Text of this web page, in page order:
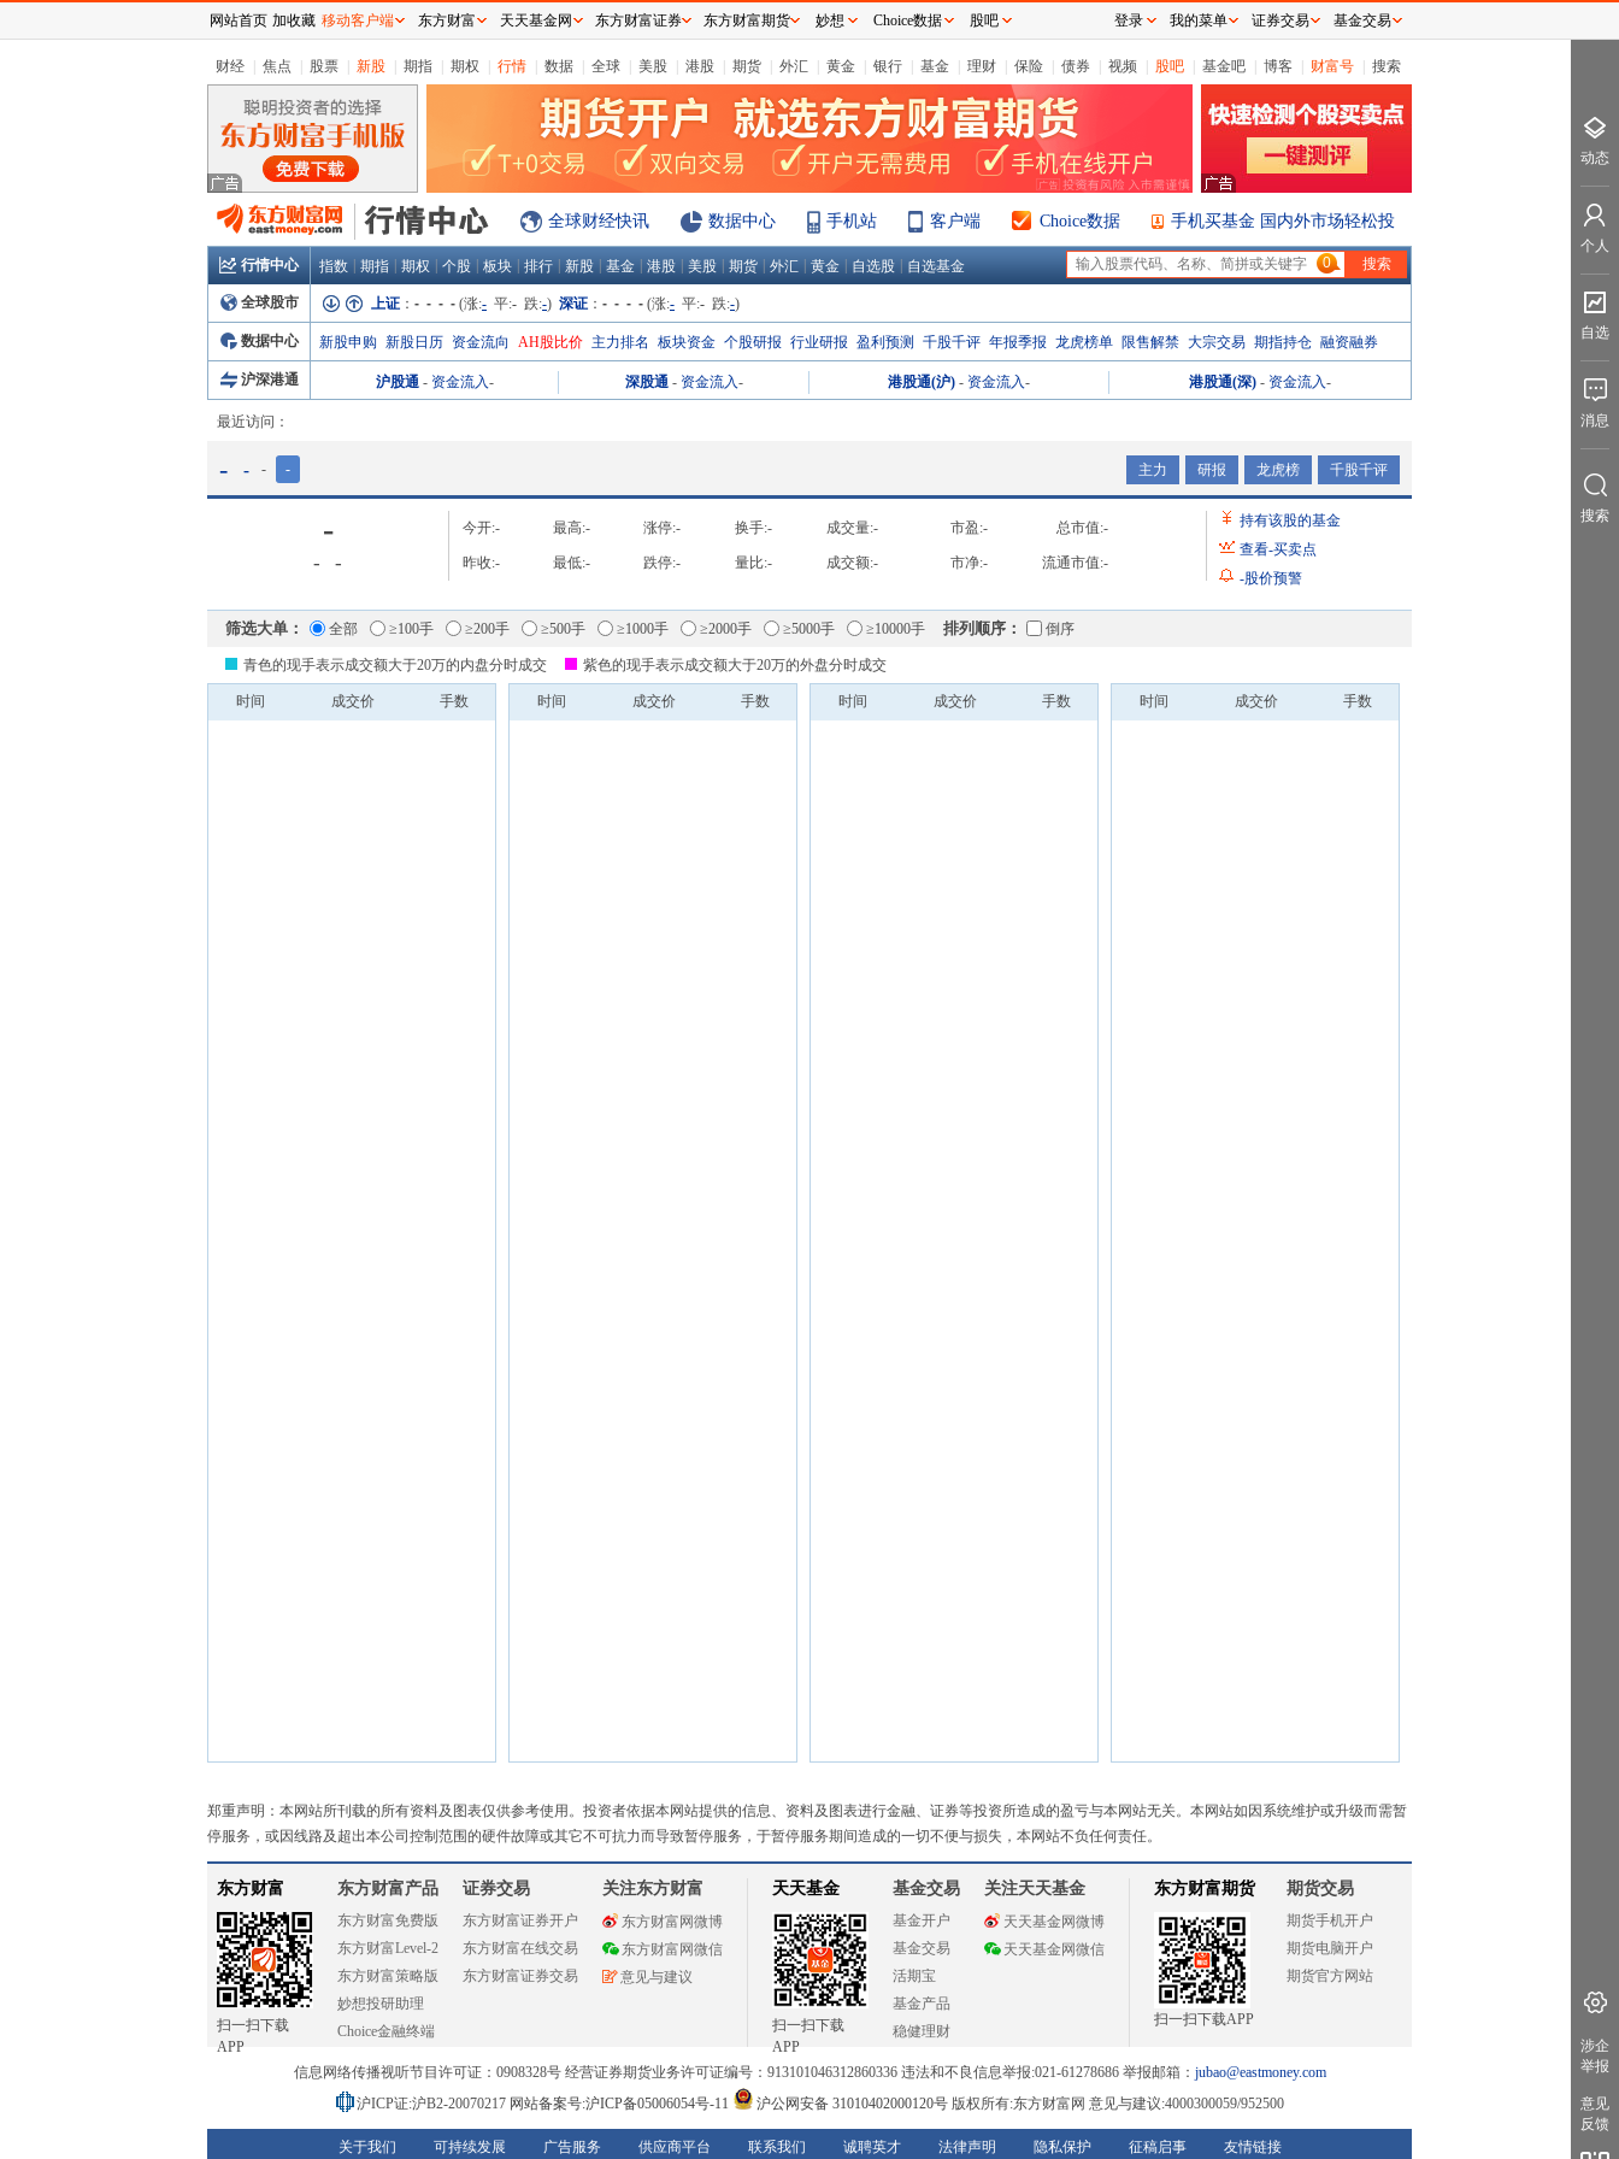
财经 焦点 股票 新股 期指 期权 行情 数据 全球 美股 港股 期货 外汇 黄金 银行 基金 理财 保险 债券 视频 股吧 基金吧 博客 财富号 搜索
全球财经快讯 数据中心 手机站 客户端 Choice数据 手机买基金 国内外市场轻松投
行情中心 指数 期指 期权 个股 板块 排行 新股 基金 港股 美股 期货 外汇 黄金 自选股 自选基金 0
全球股市 上证 ： - - - - (涨:- 平:- 跌:-) 深证 ： - - - - (涨:- 平:- 跌:-)
数据中心 新股申购 新股日历 资金流向 AH股比价 主力排名 板块资金 个股研报 行业研报 盈利预测 千股千评 年报季报 龙虎榜单 限售解禁 大宗交易 期指持仓 融资融券
沪深港通 沪股通 - 资金流入- 深股通 - 资金流入- 港股通(沪) - 资金流入- 港股通(深) - 资金流入-
最近访问：
- - - - 主力 研报 龙虎榜 千股千评
-
- -
今开:- 最高:- 涨停:- 换手:- 成交量:- 市盈:- 总市值:-
昨收:- 最低:- 跌停:- 量比:- 成交额:- 市净:- 流通市值:-
持有该股的基金
查看-买卖点
-股价预警
筛选大单： 全部 ≥100手 ≥200手 ≥500手 ≥1000手 ≥2000手 ≥5000手 ≥10000手 排列顺序： 倒序
青色的现手表示成交额大于20万的内盘分时成交 紫色的现手表示成交额大于20万的外盘分时成交
时间 成交价 手数 时间 成交价 手数 时间 成交价 手数 时间 成交价 手数
郑重声明：本网站所刊载的所有资料及图表仅供参考使用。投资者依据本网站提供的信息、资料及图表进行金融、证券等投资所造成的盈亏与本网站无关。本网站如因系统维护或升级而需暂
停服务，或因线路及超出本公司控制范围的硬件故障或其它不可抗力而导致暂停服务，于暂停服务期间造成的一切不便与损失，本网站不负任何责任。
东方财富
扫一扫下载
APP
东方财富产品
东方财富免费版
东方财富Level-2
东方财富策略版
妙想投研助理
Choice金融终端
证券交易
东方财富证券开户
东方财富在线交易
东方财富证券交易
关注东方财富
东方财富网微博
东方财富网微信
意见与建议
天天基金
扫一扫下载
APP
基金交易
基金开户
基金交易
活期宝
基金产品
稳健理财
关注天天基金
天天基金网微博
天天基金网微信
东方财富期货
扫一扫下载APP
期货交易
期货手机开户
期货电脑开户
期货官方网站
信息网络传播视听节目许可证：0908328号 经营证券期货业务许可证编号：913101046312860336 违法和不良信息举报:021-61278686 举报邮箱： jubao@eastmoney.com
沪ICP证:沪B2-20070217 网站备案号:沪ICP备05006054号-11 沪公网安备 31010402000120号版权所有:东方财富网 意见与建议:4000300059/952500
关于我们 可持续发展 广告服务 供应商平台 联系我们 诚聘英才 法律声明 隐私保护 征稿启事 友情链接
网站首页 加收藏 移动客户端 东方财富 天天基金网 东方财富证券 东方财富期货 妙想 Choice数据 股吧 登录 我的菜单 证券交易 基金交易
动态
个人
自选
消息
搜索
涉企
举报
意见
反馈